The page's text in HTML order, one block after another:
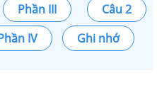
Phần III
Câu 2
IV Ghi nhớ